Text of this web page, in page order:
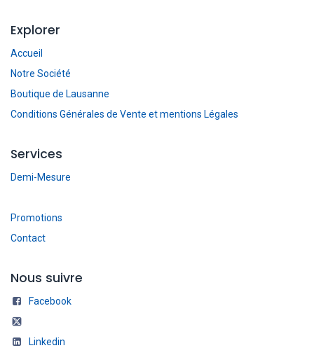
Explorer
Accueil
Notre Société
Boutique de Lausanne
Conditions Générales de Vente et mentions Légales
Services
Demi-Mesure
Promotions
Contact
Nous suivre
Facebook
Linkedin